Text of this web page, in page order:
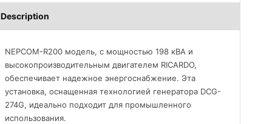
Description
NEPCOM-R200 модель, с мощностью 198 кВА и
высокопроизводительным двигателем RICARDO,
обеспечивает надежное энергоснабжение. Эта
установка, оснащенная технологией генератора DCG-
274G, идеально подходит для промышленного
использования.